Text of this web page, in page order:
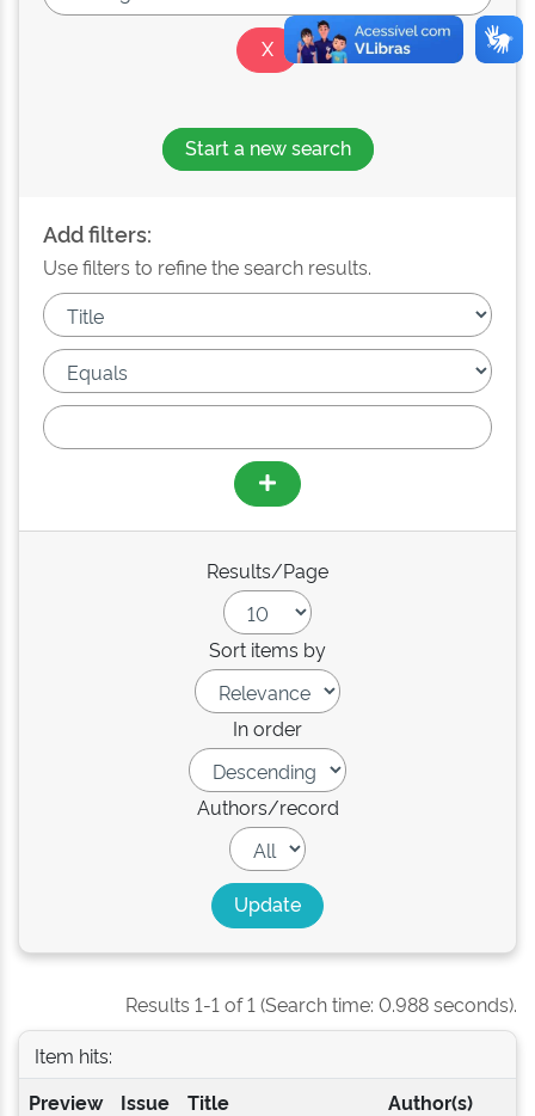
Start a new search
Add filters:
Use filters to refine the search results.
Results/Page
Sort items by
In order
Authors/record
Results 1-1 of 1 (Search time: 0.988 seconds).
Item hits:
Preview
Issue
Title Author(s)